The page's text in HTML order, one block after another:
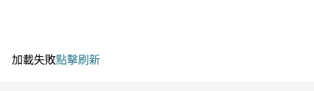
加載失敗點擊刷新